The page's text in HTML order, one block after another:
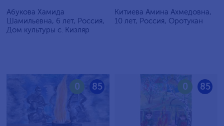
Абукова Хамида
Шамильевна, 6 лет, Россия,
Дом культуры с. Кизляр
Китиева Амина Ахмедовна,
10 лет, Россия, Оротукан
85
0 85
0